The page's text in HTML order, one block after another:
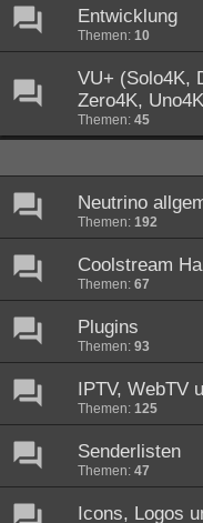
Entwicklung
Themen: 10
VU+ (Solo4K,
Zero4K,
Themen: 45
Neutrino
Themen: 192
Coolstream
Themen: 67
Plugins
Themen: 93
IPTV, WebTV
Themen: 125
Senderlisten
Themen: 47
Icons, Logos